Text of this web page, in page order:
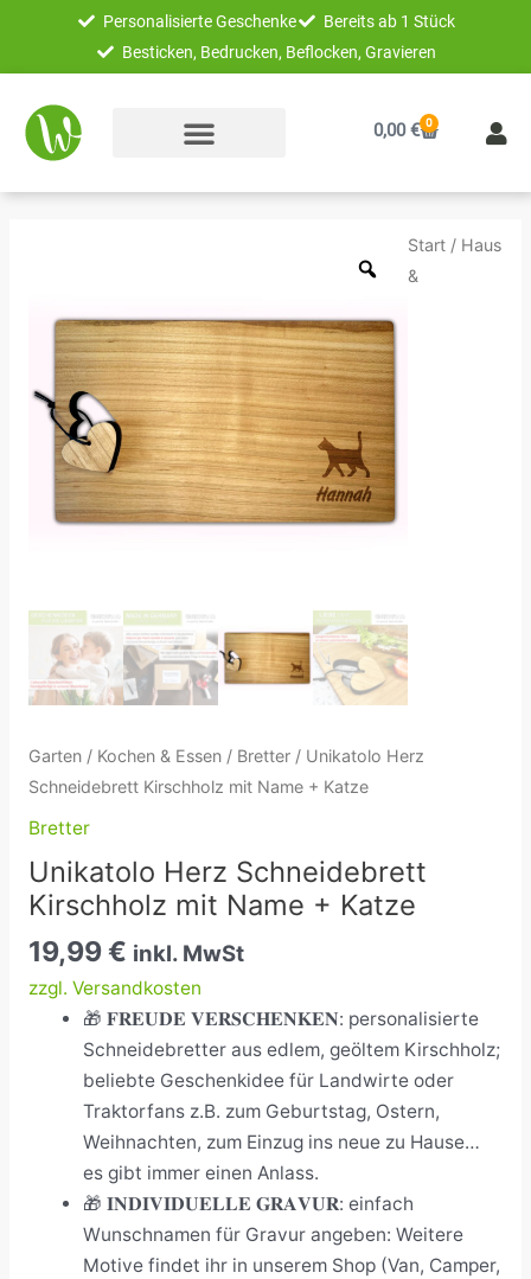
springen
Personalisierte Geschenke
Bereits ab 1 Stück
Besticken, Bedrucken, Beflocken, Gravieren
0,00€ 0
Warenkorb
Start/ Haus
&
Garten/ Kochen & Essen/ Bretter/ Unikatolo Herz
Schneidebrett Kirschholz mit Name + Katze
Bretter
Unikatolo Herz Schneidebrett
Kirschholz mit Name + Katze
19,99€ inkl. MwSt
zzgl. Versandkosten
🎁 𝐅𝐑𝐄𝐔𝐃𝐄 𝐕𝐄𝐑𝐒𝐂𝐇𝐄𝐍𝐊𝐄𝐍: personalisierte
Schneidebretter aus edlem, geöltem Kirschholz;
beliebte Geschenkidee für Landwirte oder
Traktorfans z.B. zum Geburtstag, Ostern,
Weihnachten, zum Einzug ins neue zu Hause…
es gibt immer einen Anlass.
🎁 𝐈𝐍𝐃𝐈𝐕𝐈𝐃𝐔𝐄𝐋𝐋𝐄 𝐆𝐑𝐀𝐕𝐔𝐑: einfach
Wunschnamen für Gravur angeben: Weitere
Motive findet ihr in unserem Shop (Van, Camper,
Kirschholz
Name
Katze
Menge